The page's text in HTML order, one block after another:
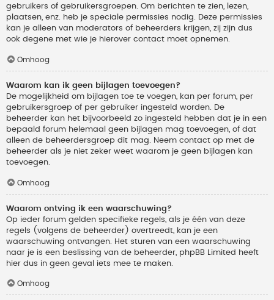
gebruikers of gebruikersgroepen. Om berichten te zien, lezen,
plaatsen, enz. heb je speciale permissies nodig. Deze permissies
kan je alleen van moderators of beheerders krijgen, zij zijn dus
ook degene met wie je hierover contact moet opnemen.
Omhoog
Waarom kan ik geen bijlagen toevoegen?
De mogelijkheid om bijlagen toe te voegen, kan per forum, per
gebruikersgroep of per gebruiker ingesteld worden. De
beheerder kan het bijvoorbeeld zo ingesteld hebben dat je in een
bepaald forum helemaal geen bijlagen mag toevoegen, of dat
alleen de beheerdersgroep dit mag. Neem contact op met de
beheerder als je niet zeker weet waarom je geen bijlagen kan
toevoegen.
Omhoog
Waarom ontving ik een waarschuwing?
Op ieder forum gelden specifieke regels, als je één van deze
regels (volgens de beheerder) overtreedt, kan je een
waarschuwing ontvangen. Het sturen van een waarschuwing
naar je is een beslissing van de beheerder, phpBB Limited heeft
hier dus in geen geval iets mee te maken.
Omhoog